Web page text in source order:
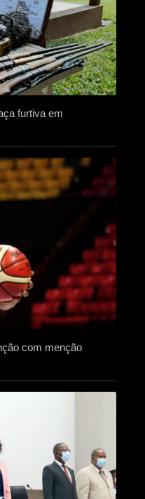
furtiva em
com menção